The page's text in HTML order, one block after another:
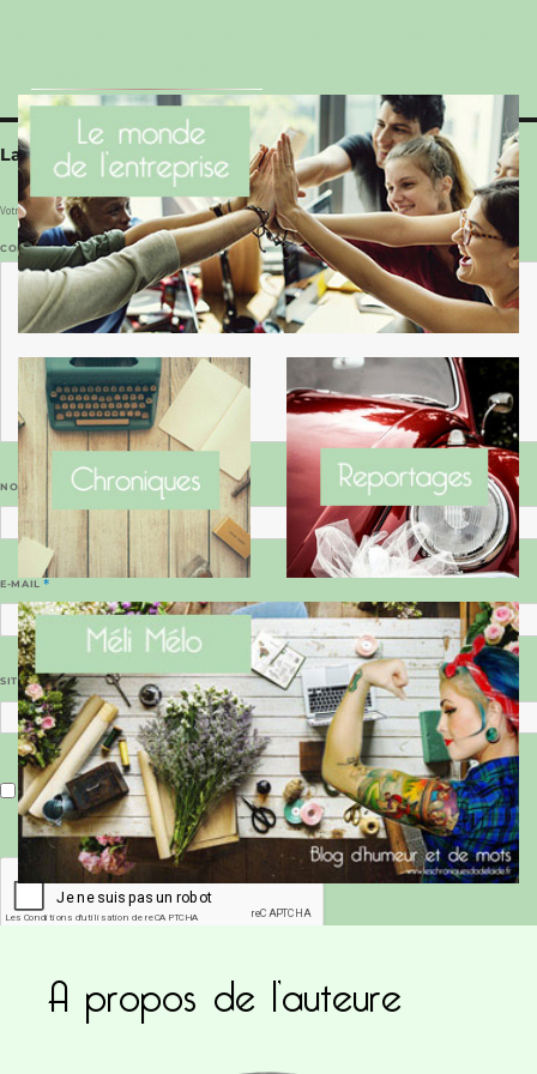
Laisser un commentaire
Votre adresse e-mail ne sera pas publiée.Les champs obligatoires sont indiqués avec
COMMENTAIRE*
NOM
E-MAIL*
SITE WEB
Enregistrer mon nom, mon e-mail et mon site dans le navigateur pour mon prochain commentaire.
Ce site utilise Akismet pour réduire les
A propos de l’auteure